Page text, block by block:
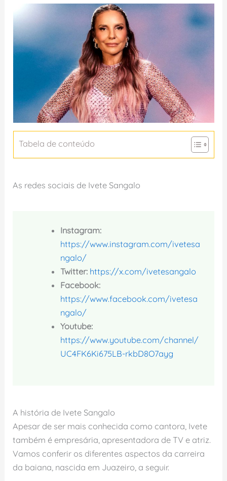
Tabela de conteúdo
As redes sociais de Ivete Sangalo
Instagram:
https://www.instagram.com/ivetesa
ngalo/
Twitter: https://x.com/ivetesangalo
Facebook:
https://www.facebook.com/ivetesa
ngalo/
Youtube:
https://www.youtube.com/channel/
UC4FK6Ki675LB-rkbD8O7ayg
A história de Ivete Sangalo
Apesar de ser mais conhecida como cantora, Ivete
também é empresária, apresentadora de TV e atriz.
Vamos conferir os diferentes aspectos da carreira
da baiana, nascida em Juazeiro, a seguir.